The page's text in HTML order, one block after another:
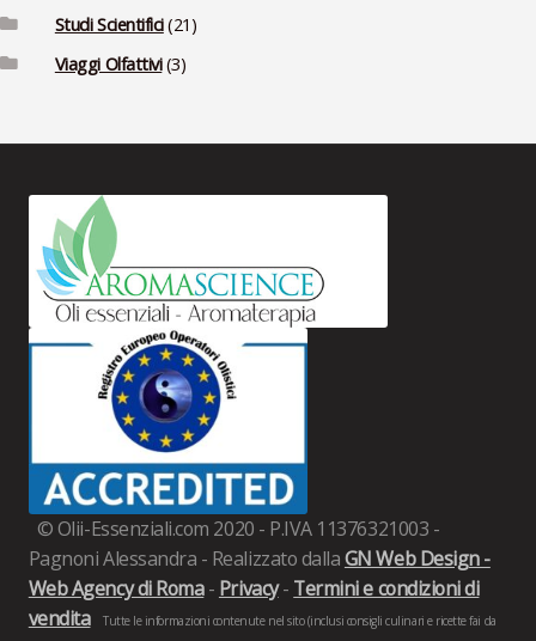
Studi Scientifici(21)
Viaggi Olfattivi(3)
© Olii-Essenziali.com 2020 - P.IVA 11376321003 -
Pagnoni Alessandra - Realizzato dallaGN Web Design -
Web Agency di Roma- Privacy- Termini e condizioni di
vendita
Tutte le informazioni contenute nel sito (inclusi consigli culinari e ricette fai da